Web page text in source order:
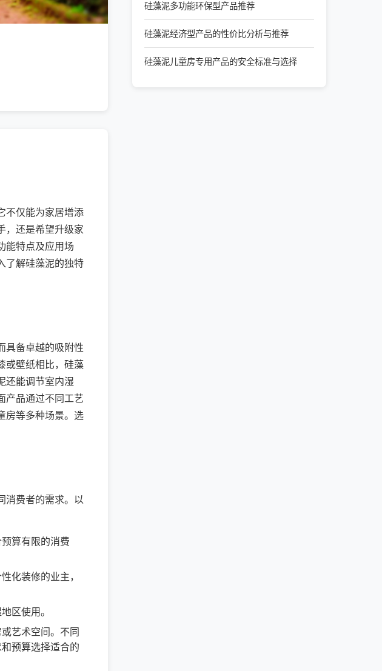
不仅能为家居增添
，还是希望升级家
能特点及应用场
了解硅藻泥的独特
具备卓越的吸附性
或壁纸相比，硅藻
还能调节室内湿
产品通过不同工艺
房等多种场景。选
消费者的需求。以
算有限的消费
化装修的业主，
区使用。
艺术空间。不同
预算选择适合的
硅藻泥多功能环保型产品推荐
硅藻泥经济型产品的性价比分析与推荐
硅藻泥儿童房专用产品的安全标准与选择